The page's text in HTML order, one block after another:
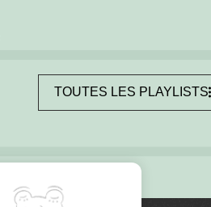
TOUTES LES PLAYLISTS